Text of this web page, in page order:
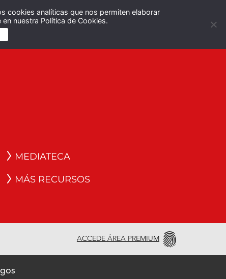
cookies analíticas que nos permiten elaborar
nuestra Política de Cookies.
Español English
MEDIATECA
MÁS RECURSOS
ACCEDE ÁREA PREMIUM